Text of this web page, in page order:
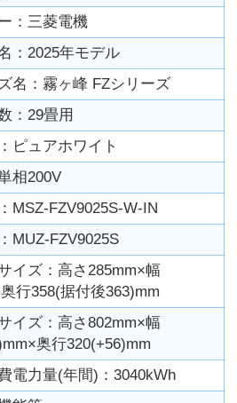
：三菱電機
：2025年モデル
名：霧ヶ峰 FZシリーズ
：29畳用
ピュアホワイト
相200V
MSZ-FZV9025S-W-IN
MUZ-FZV9025S
イズ：高さ285mm×幅
行358(据付後363)mm
イズ：高さ802mm×幅
奥行320(+56)mm
電力量(年間)：3040kWh